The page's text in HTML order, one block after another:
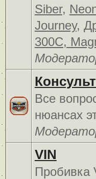
Siber,
Journey,
300C,
Все
нюансах
VIN
Пробивка